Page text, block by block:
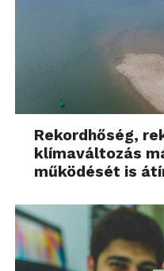
Rekordhőség,
klímaváltozás
működését is